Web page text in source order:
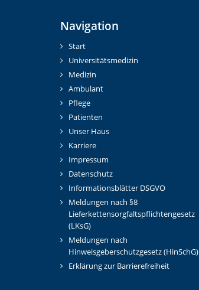
Navigation
Start
Universitätsmedizin
Medizin
Ambulant
Pflege
Patienten
Unser Haus
Karriere
Impressum
Datenschutz
Informationsblätter DSGVO
Meldungen nach §8
Lieferkettensorgfaltspflichtengesetz
(LKsG)
Meldungen nach
Hinweisgeberschutzgesetz (HinSchG)
Erklärung zur Barrierefreiheit